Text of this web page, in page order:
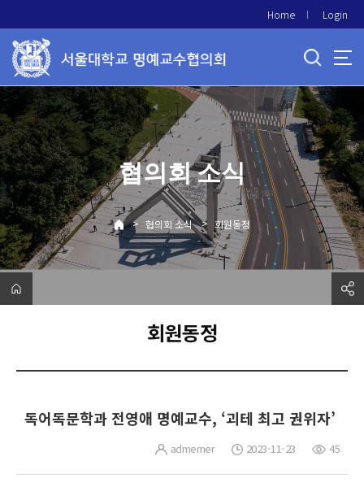
로
메
뉴
Home Login
협의회 소식
> 협의회 소식 > 회원동정
회원동정
독어독문학과 전영애 명예교수, ‘괴테 최고 권위자’
admemer 2023-11-23 45